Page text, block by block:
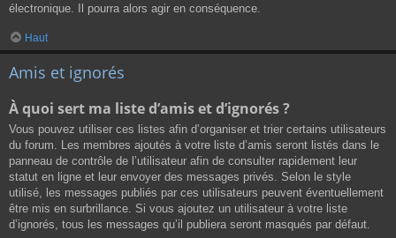
électronique. Il pourra alors agir en conséquence.
Haut
Amis et ignorés
À quoi sert ma liste d’amis et d’ignorés ?
Vous pouvez utiliser ces listes afin d’organiser et trier certains utilisateurs
du forum. Les membres ajoutés à votre liste d’amis seront listés dans le
panneau de contrôle de l’utilisateur afin de consulter rapidement leur
statut en ligne et leur envoyer des messages privés. Selon le style
utilisé, les messages publiés par ces utilisateurs peuvent éventuellement
être mis en surbrillance. Si vous ajoutez un utilisateur à votre liste
d’ignorés, tous les messages qu’il publiera seront masqués par défaut.